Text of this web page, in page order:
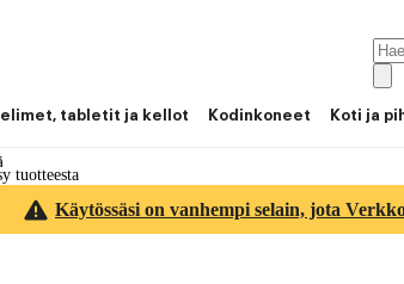
tabletit ja kellot Kodinkoneet Koti ja
tuotteesta
Käytössäsi on vanhempi selain, jota